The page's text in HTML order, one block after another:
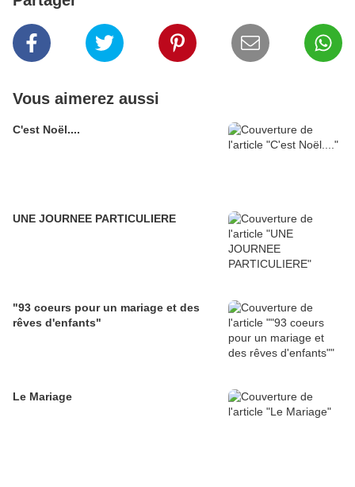
Vous aimerez aussi
C'est Noël....
UNE JOURNEE PARTICULIERE
"93 coeurs pour un mariage et des
rêves d'enfants"
Le Mariage